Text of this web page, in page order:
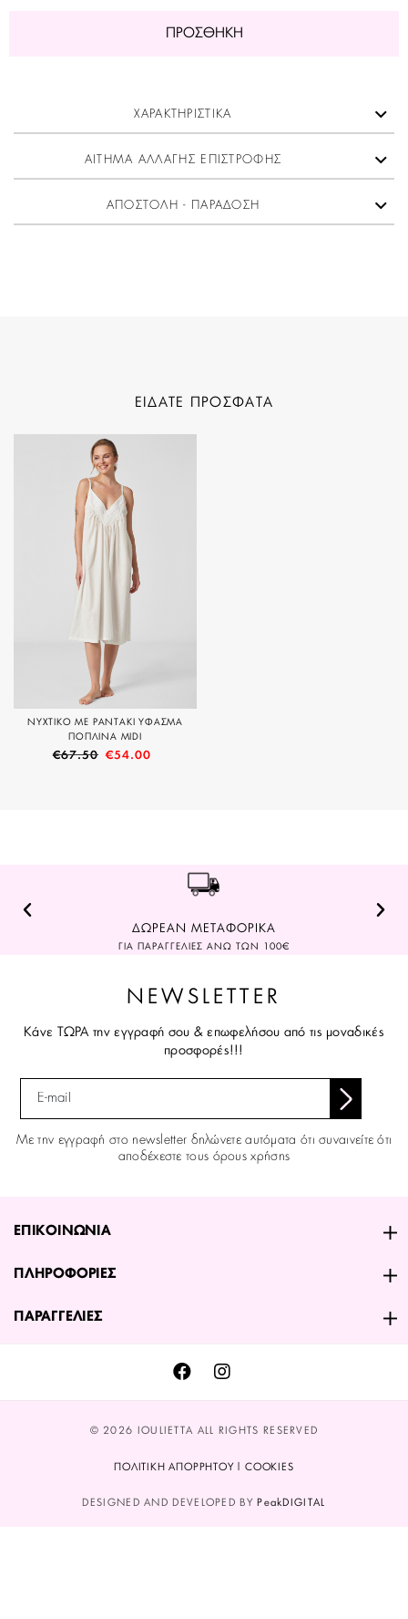
ΠΡΟΣΘΉΚΗ
ΧΑΡΑΚΤΗΡΙΣΤΙΚΑ
ΑΙΤΗΜΑ ΑΛΛΑΓΗΣ ΕΠΙΣΤΡΟΦΗΣ
ΑΠΟΣΤΟΛΗ - ΠΑΡΑΔΟΣΗ
ΕΙΔΑΤΕ ΠΡΟΣΦΑΤΑ
ΝΥΧΤΙΚΟ ΜΕ ΡΑΝΤΑΚΙ ΥΦΑΣΜΑ
ΠΟΠΛΙΝΑ MIDI
€67.50 €54.00
ΔΩΡΕΑΝ ΜΕΤΑΦΟΡΙΚΑ
ΓΙΑ ΠΑΡΑΓΓΕΛΙΕΣ ΑΝΩ ΤΩΝ 100€
NEWSLETTER
Κάνε ΤΩΡΑ την εγγραφή σου & επωφελήσου από τις μοναδικές
προσφορές!!!
Με την εγγραφή στο newsletter δηλώνετε αυτόματα ότι συναινείτε ότι
αποδέχεστε τους όρους χρήσης
ΕΠΙΚΟΙΝΩΝΙΑ
ΠΛΗΡΟΦΟΡΙΕΣ
ΠΑΡΑΓΓΕΛΙΕΣ
© 2026 IOULIETTA ALL RIGHTS RESERVED
ΠΟΛΙΤΙΚΗ ΑΠΟΡΡΗΤΟΥ | COOKIES
DESIGNED AND DEVELOPED BY PeakDIGITAL